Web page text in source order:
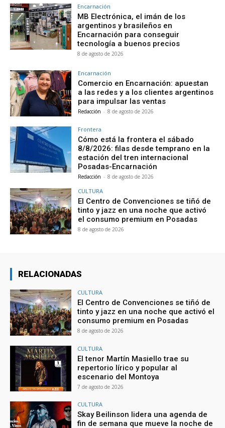
Encarnación
MB Electrónica, el imán de los
argentinos y brasileños en
Encarnación para conseguir
tecnología a buenos precios
8 de agosto de 2026
Encarnación
Comercio en Encarnación: apuestan
a las redes y a los clientes argentinos
para impulsar las ventas
Redacción - 8 de agosto de 2026
Frontera
Cómo está la frontera el sábado
8/8/2026: filas desde temprano en la
estación del tren internacional
Posadas-Encarnación
Redacción - 8 de agosto de 2026
CULTURA
El Centro de Convenciones se tiñó de
tinto y jazz en una noche que activó
el consumo premium en Posadas
8 de agosto de 2026
RELACIONADAS
CULTURA
El Centro de Convenciones se tiñó de
tinto y jazz en una noche que activó el
consumo premium en Posadas
8 de agosto de 2026
CULTURA
El tenor Martín Masiello trae su
repertorio lírico y popular al
escenario del Montoya
7 de agosto de 2026
CULTURA
Skay Beilinson lidera una agenda de
fin de semana que mueve la noche de